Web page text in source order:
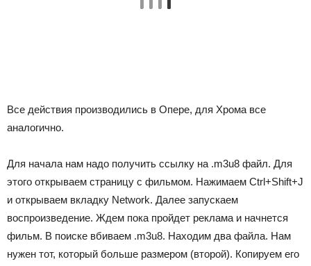
Все действия производились в Опере, для Хрома все
аналогично.
Для начала нам надо получить ссылку на .m3u8 файл. Для
этого открываем страницу с фильмом. Нажимаем Ctrl+Shift+J
и открываем вкладку Network. Далее запускаем
воспроизведение. Ждем пока пройдет реклама и начнется
фильм. В поиске вбиваем .m3u8. Находим два файла. Нам
нужен тот, который больше размером (второй). Копируем его